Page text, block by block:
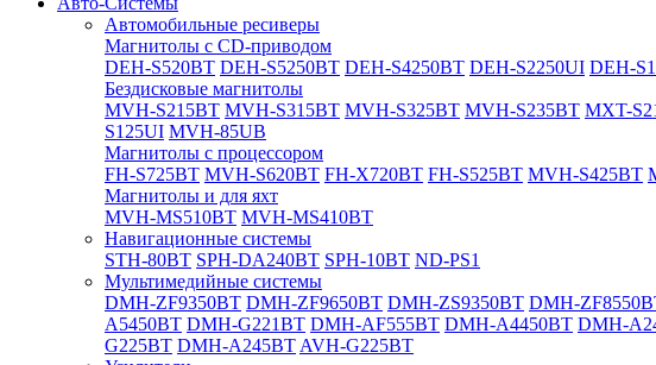
Автомобильные ресиверы
Магнитолы с CD-приводом
DEH-S520BT DEH-S5250BT DEH-S4250BT DEH-S2250UI DEH-
Бездисковые магнитолы
MVH-S215BT MVH-S315BT MVH-S325BT MVH-S235BT MXT-
S125UI MVH-85UB
Магнитолы с процессором
FH-S725BT MVH-S620BT FH-X720BT FH-S525BT MVH-S425BT
Магнитолы и для яхт
MVH-MS510BT MVH-MS410BT
Навигационные системы
STH-80BT SPH-DA240BT SPH-10BT ND-PS1
Мультимедийные системы
DMH-ZF9350BT DMH-ZF9650BT DMH-ZS9350BT DMH-
A5450BT DMH-G221BT DMH-AF555BT DMH-A4450BT DMH-
G225BT DMH-A245BT AVH-G225BT